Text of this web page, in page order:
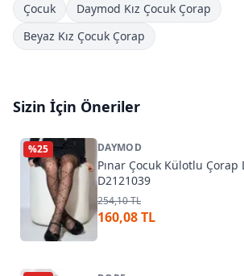
Çocuk
Daymod Kız Çocuk Çorap
Beyaz Kız Çocuk Çorap
Sizin İçin Öneriler
%25 DAYMOD
Pınar Çocuk Külotlu Çorap
D2121039
254,10 TL
160,08 TL